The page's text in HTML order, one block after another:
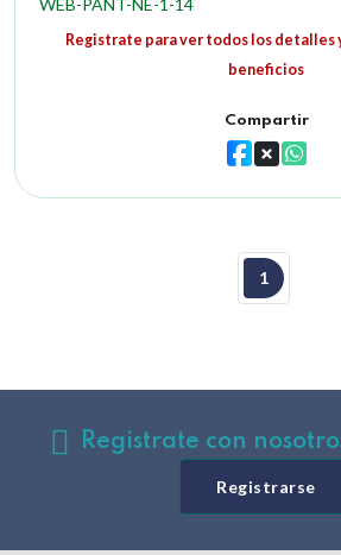
WEB-PANT-NE-1-14
Registrate para ver todos los detalles
beneficios
Compartir
1
Registrate con
Registrarse